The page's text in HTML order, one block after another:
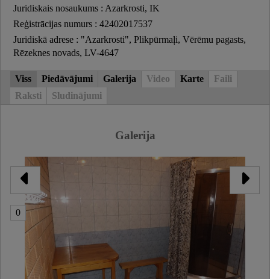
Juridiskais nosaukums : Azarkrosti, IK
Reģistrācijas numurs : 42402017537
Juridiskā adrese : "Azarkrosti", Plikpūrmaļi, Vērēmu pagasts,
Rēzeknes novads, LV-4647
Viss Piedāvājumi Galerija Video Karte
Faili
Raksti
Sludinājumi
Galerija
0